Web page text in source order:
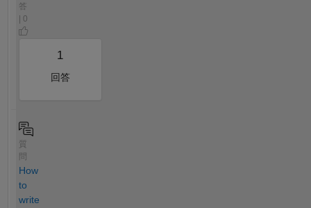
答
| 0
1
回答
質
How
to
write